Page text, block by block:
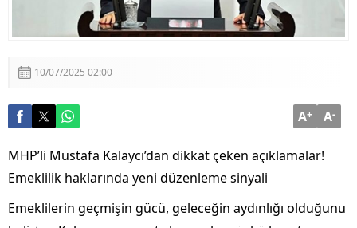
10/07/2025 02:00
A+ A-
MHP’li Mustafa Kalaycı’dan dikkat çeken açıklamalar!
Emeklilik haklarında yeni düzenleme sinyali
Emeklilerin geçmişin gücü, geleceğin aydınlığı olduğunu